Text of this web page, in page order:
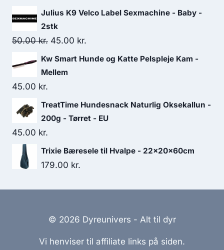
Julius K9 Velco Label Sexmachine - Baby -
2stk
50.00kr. Den
oprindelige
pris
50.00 kr..
45.00 kr.
aktuelle
45.00 kr..
Kw Smart Hunde og Katte Pelspleje Kam -
Mellem
45.00 kr.
TreatTime Hundesnack Naturlig Oksekallun -
200g - Tørret - EU
45.00 kr.
Trixie Bæresele til Hvalpe - 22x20x60cm
179.00 kr.
© 2026 Dyreunivers - Alt til dyr
Vi henviser til affiliate links på siden.